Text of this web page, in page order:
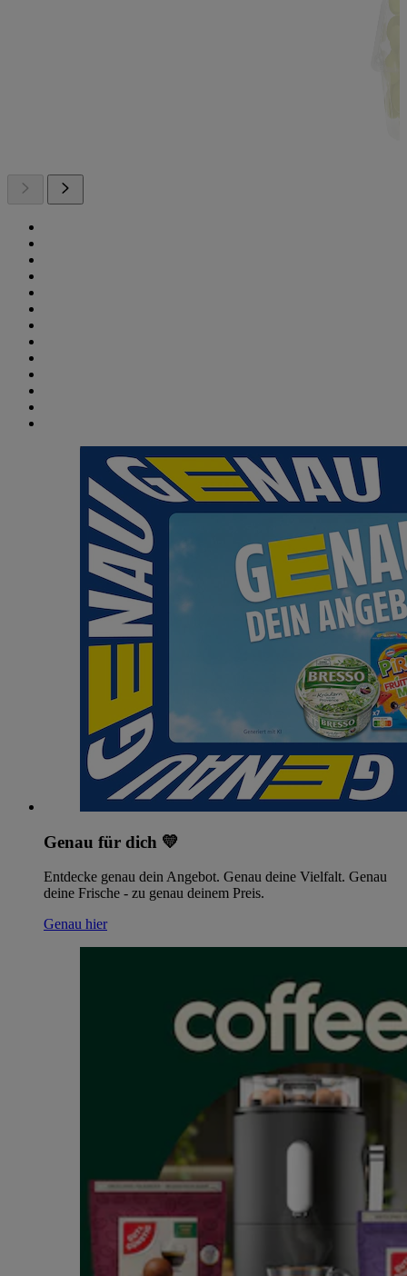
Genau für dich 💛
Entdecke genau dein Angebot. Genau deine Vielfalt. Genau
deine Frische - zu genau deinem Preis.
Genau hier